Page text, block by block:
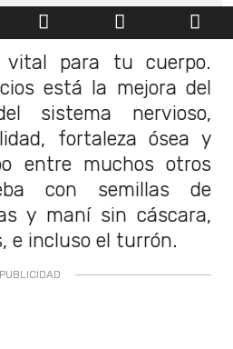
vital para tu cuerpo.
está la mejora del
sistema nervioso,
fortaleza ósea y
entre muchos otros
con semillas de
y maní sin cáscara,
e incluso el turrón.